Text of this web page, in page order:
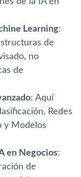
Learning:
de
no
de
: Aquí
Redes
y Modelos
en Negocios:
de